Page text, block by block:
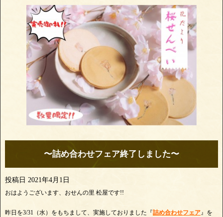
〜詰め合わせフェア終了しました〜
投稿日 2021年4月1日
おはようございます、おせんの里 松屋です!!
昨日を3/31（水）をもちまして、実施しておりました『詰め合わせフェア 』を